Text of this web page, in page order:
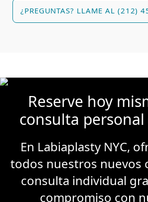
¿PREGUNTAS? LLAME AL (212)
Reserve hoy
consulta
En Labiaplasty NYC,
todos nuestros nuevos
consulta individual
compromiso con